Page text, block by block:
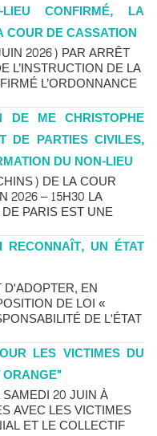
CONFIRMÉ, LA
DE CASSATION
2026) PAR ARRÊT
L’INSTRUCTION DE LA
L’ORDONNANCE
DE ME CHRISTOPHE
DE PARTIES CIVILES,
DU NON-LIEU
DE LA COUR
2026 – 15H30 LA
PARIS EST UNE
UN ÉTAT
EN
DE LOI «
DE L'ÉTAT
LES VICTIMES DU
20 JUIN À
AVEC LES VICTIMES
ET LE COLLECTIF